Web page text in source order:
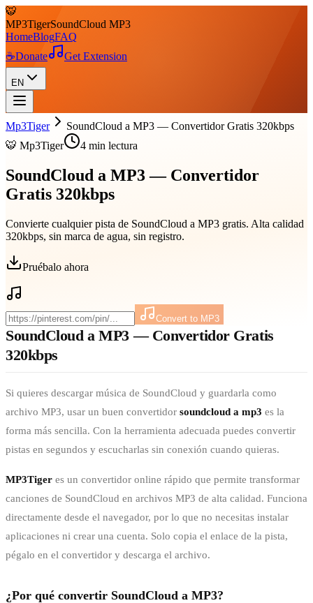
🐯
MP3TigerSoundCloud MP3
HomeBlogFAQ
☕Donate Get Extension
EN
Mp3Tiger
SoundCloud a MP3 — Convertidor Gratis 320kbps
🐯 Mp3Tiger
4 min lectura
SoundCloud a MP3 — Convertidor
Gratis 320kbps
Convierte cualquier pista de SoundCloud a MP3 gratis. Alta calidad
320kbps, sin marca de agua, sin registro.
Pruébalo ahora
Convert to MP3
SoundCloud a MP3 — Convertidor Gratis
320kbps
Si quieres descargar música de SoundCloud y guardarla como
archivo MP3, usar un buen convertidor soundcloud a mp3 es la
forma más sencilla. Con la herramienta adecuada puedes convertir
pistas en segundos y escucharlas sin conexión cuando quieras.
MP3Tiger es un convertidor online rápido que permite transformar
canciones de SoundCloud en archivos MP3 de alta calidad. Funciona
directamente desde el navegador, por lo que no necesitas instalar
aplicaciones ni crear una cuenta. Solo copia el enlace de la pista,
pégalo en el convertidor y descarga el archivo.
¿Por qué convertir SoundCloud a MP3?